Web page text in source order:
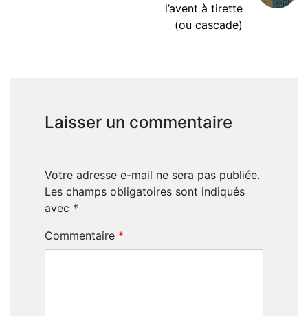
l’avent à tirette
(ou cascade)
Laisser un commentaire
Votre adresse e-mail ne sera pas publiée.
Les champs obligatoires sont indiqués
avec *
Commentaire *